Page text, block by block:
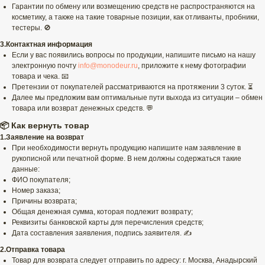
Гарантии по обмену или возмещению средств не распространяются на
косметику, а также на такие товарные позиции, как отливанты, пробники,
тестеры. 🚫
3.Контактная информация
Если у вас появились вопросы по продукции, напишите письмо на нашу
электронную почту info@monodeur.ru, приложите к нему фотографии
товара и чека. 📧
Претензии от покупателей рассматриваются на протяжении 3 суток. ⏳
Далее мы предложим вам оптимальные пути выхода из ситуации – обмен
товара или возврат денежных средств. 💬
📦 Как вернуть товар
1.Заявление на возврат
При необходимости вернуть продукцию напишите нам заявление в
рукописной или печатной форме. В нем должны содержаться такие
данные:
ФИО покупателя;
Номер заказа;
Причины возврата;
Общая денежная сумма, которая подлежит возврату;
Реквизиты банковской карты для перечисления средств;
Дата составления заявления, подпись заявителя. ✍️
2.Отправка товара
Товар для возврата следует отправить по адресу: г. Москва, Анадырский